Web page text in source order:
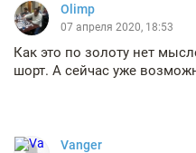
Olimp
07 апреля 2020, 18:53
Как это по золоту нет
шорт. А сейчас уже
Vanger